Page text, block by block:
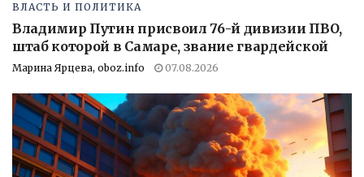
ВЛАСТЬ И ПОЛИТИКА
Владимир Путин присвоил 76-й дивизии ПВО,
штаб которой в Самаре, звание гвардейской
Марина Ярцева, oboz.info 07.08.2026